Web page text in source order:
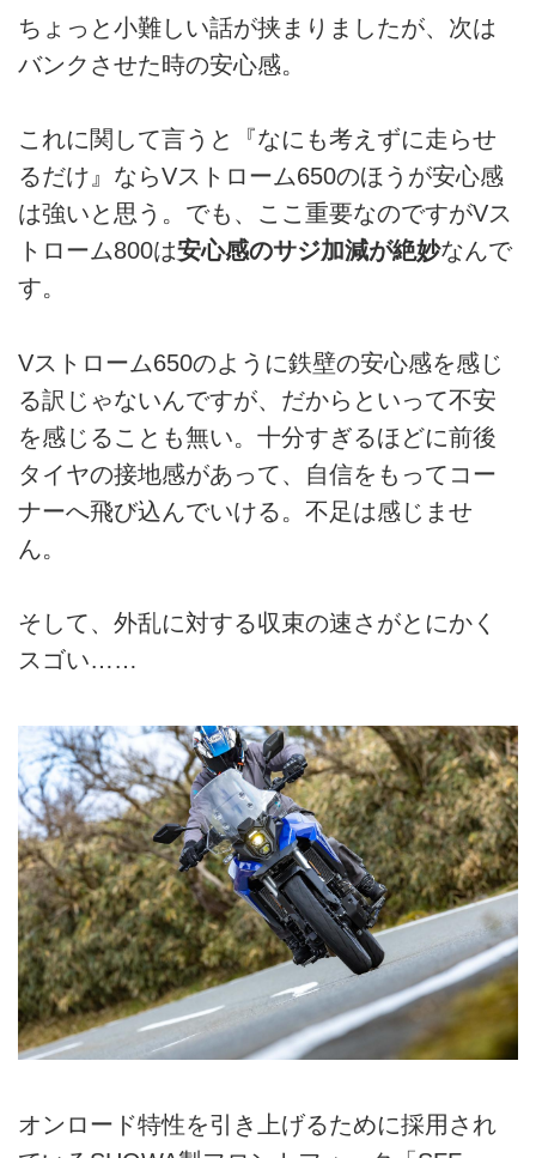
ちょっと小難しい話が挟まりましたが、次は
バンクさせた時の安心感。
これに関して言うと『なにも考えずに走らせ
るだけ』ならVストローム650のほうが安心感
は強いと思う。でも、ここ重要なのですがVス
トローム800は安心感のサジ加減が絶妙なんで
す。
Vストローム650のように鉄壁の安心感を感じ
る訳じゃないんですが、だからといって不安
を感じることも無い。十分すぎるほどに前後
タイヤの接地感があって、自信をもってコー
ナーへ飛び込んでいける。不足は感じませ
ん。
そして、外乱に対する収束の速さがとにかく
スゴい……
オンロード特性を引き上げるために採用され